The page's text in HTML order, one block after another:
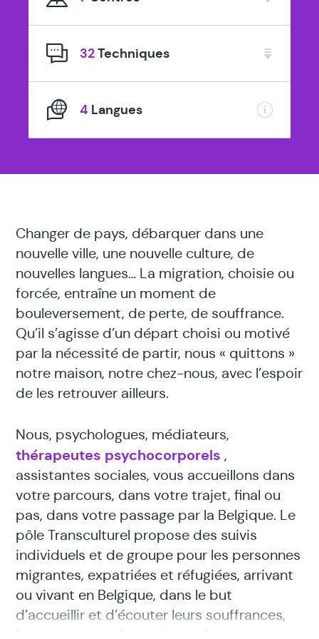
en
32Techniques
4 Langues
Changer de pays, débarquer dans une
nouvelle ville, une nouvelle culture, de
nouvelles langues… La migration, choisie ou
forcée, entraîne un moment de
bouleversement, de perte, de souffrance.
Qu’il s’agisse d’un départ choisi ou motivé
par la nécessité de partir, nous « quittons »
notre maison, notre chez-nous, avec l’espoir
de les retrouver ailleurs.
Nous, psychologues, médiateurs,
thérapeutes psychocorporels ,
assistantes sociales, vous accueillons dans
votre parcours, dans votre trajet, final ou
pas, dans votre passage par la Belgique. Le
pôle Transculturel propose des suivis
individuels et de groupe pour les personnes
migrantes, expatriées et réfugiées, arrivant
ou vivant en Belgique, dans le but
d’accueillir et d’écouter leurs souffrances,